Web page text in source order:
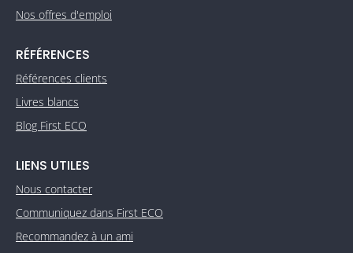
Nos offres d'emploi
RÉFÉRENCES
Références clients
Livres blancs
Blog First ECO
LIENS UTILES
Nous contacter
Communiquez dans First ECO
Recommandez à un ami